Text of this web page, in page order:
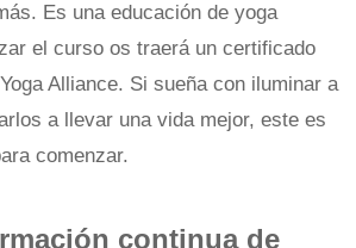
Es una educación de yoga
el curso os traerá un certificado
Alliance. Si sueña con iluminar a
a llevar una vida mejor, este es
comenzar.
continua de